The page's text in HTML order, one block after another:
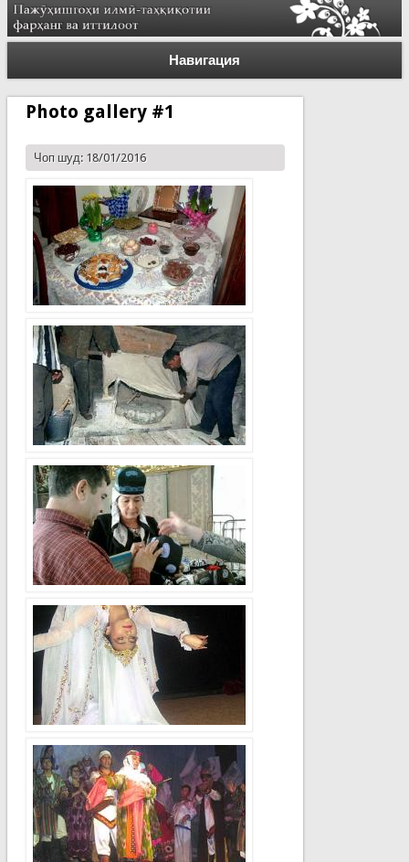
Навигация
Photo gallery #1
Чоп шуд: 18/01/2016